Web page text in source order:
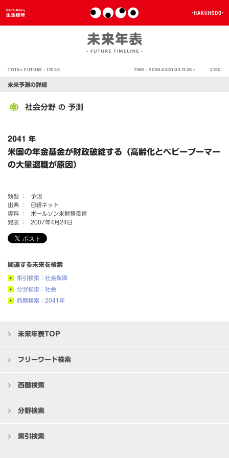
TOTAL FUTURE :17033 TIME :2026.08.10 02:11:26 > 2150
未来予測の詳細
社会分野 の 予測
2041 年
米国の年金基金が財政破綻する（高齢化とベビーブーマー
の大量退職が原因）
類型 ：
予測
出典 ：
日経ネット
資料 ：
ポールソン米財務長官
発表 ：
2007年4月24日
関連する未来を検索
索引検索：社会保障
分野検索：社会
西暦検索：2041年
未来年表TOP
フリーワード検索
西暦検索
分野検索
索引検索